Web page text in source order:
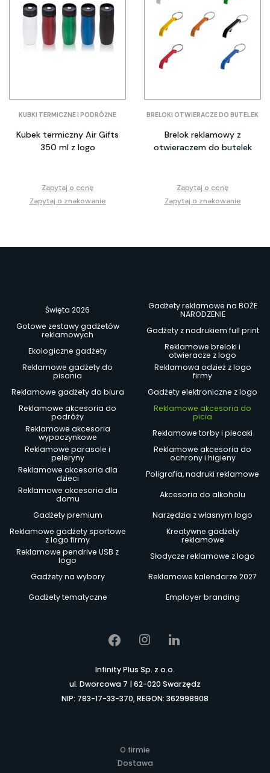
KUBKI TERMICZNE I PODRÓŻNE
Kubek termiczny Air Gifts
350 ml z logo
Zapytaj o cenę
Zapytaj o znakowanie
BRELOKI OTWIERACZE DO BUTELEK
Brelok reklamowy z
otwieraczem do butelek
Zapytaj o cenę
Zapytaj o znakowanie
Święta 2026
Gadżety reklamowe na BOŻE
NARODZENIE
Gotowe zestawy gadżetów
reklamowych
Gadżety z nadrukiem full print
Ekologiczne gadżety
Reklamowe breloki i
otwieracze z logo
Reklamowe gadżety do
pisania
Reklamowa odzież z logo
firmy
Reklamowe gadżety do biura
Gadżety elektroniczne z logo
Reklamowe akcesoria do
podróży
Reklamowe akcesoria do
picia
Reklamowe akcesoria
wypoczynkowe
Reklamowe torby i plecaki
Reklamowe parasole i
peleryny
Reklamowe akcesoria do
ochrony i higieny
Reklamowe akcesoria dla
dzieci
Poligrafia, nadruki reklamowe
Reklamowe akcesoria dla
domu
Akcesoria do alkoholu
Gadżety premium
Narzędzia z własnym logo
Reklamowe gadżety sportowe
z logo firmy
Kreatywne gadżety
reklamowe
Reklamowe pendrive USB z
logo
Słodycze reklamowe z logo
Gadżety na wybory
Reklamowe kalendarze 2027
Gadżety tematyczne
Employer branding
Infinity Plus Sp. z o.o.
ul. Dworcowa 7 | 62-020 Swarzędz
NIP: 783-17-33-370, REGON: 362998908
O firmie
Dostawa